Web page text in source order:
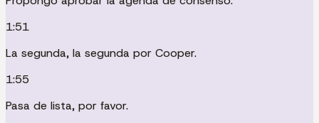
1:51
La segunda, la segunda por Cooper.
1:55
Pasa de lista, por favor.